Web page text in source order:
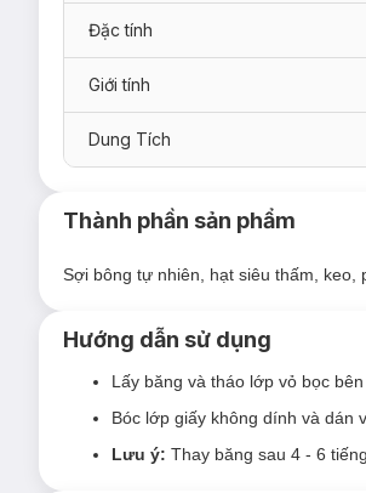
Đặc tính
Giới tính
Dung Tích
Thành phần sản phẩm
Sợi bông tự nhiên, hạt siêu thấm, keo,
Hướng dẫn sử dụng
Lấy băng và tháo lớp vỏ bọc
Bóc lớp giấy không dính và dán
Lưu ý: Thay băng sau 4 - 6